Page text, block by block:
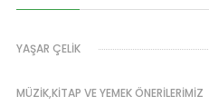
YAŞAR ÇELİK
MÜZİK,KİTAP VE YEMEK ÖNERİLERİMİZ